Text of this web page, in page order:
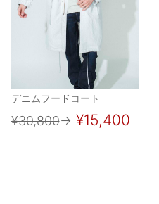
デニムフードコート
¥30,800→ ¥15,400